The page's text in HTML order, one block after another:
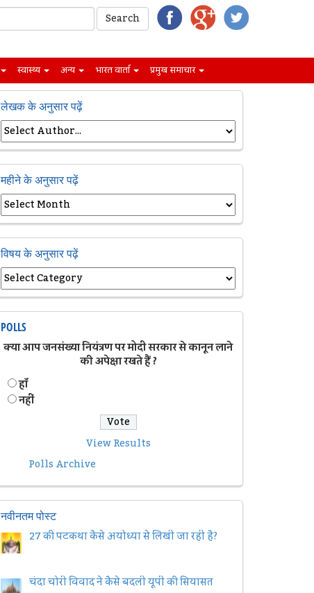
स्वास्थ्य अन्य भारत वार्ता प्रमुख समाचार
लेखक के अनुसार पढ़ें
महीने के अनुसार पढ़ें
विषय के अनुसार पढ़ें
POLLS
क्या आप जनसंख्या नियंत्रण पर मोदी सरकार से कानून लाने
की अपेक्षा रखते हैं ?
हॉं
नहीं
View Results
Polls Archive
नवीनतम पोस्ट
27 की पटकथा कैसे अयोध्या से लिखी जा रही है?
चंदा चोरी विवाद ने कैसे बदली यूपी की सियासत